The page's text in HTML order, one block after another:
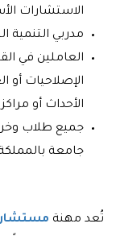
الاستشارات
مدربي التنمية
العاملين في
الإصلاحيات أو
الأحداث أو مراكز
جميع طلاب
جامعة
تُعد مهنة مستشار